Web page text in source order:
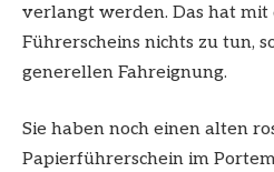
verlangt werden. Das hat mit
Führerscheins nichts zu tun,
generellen Fahreignung.
Sie haben noch einen alten
Papierführerschein im